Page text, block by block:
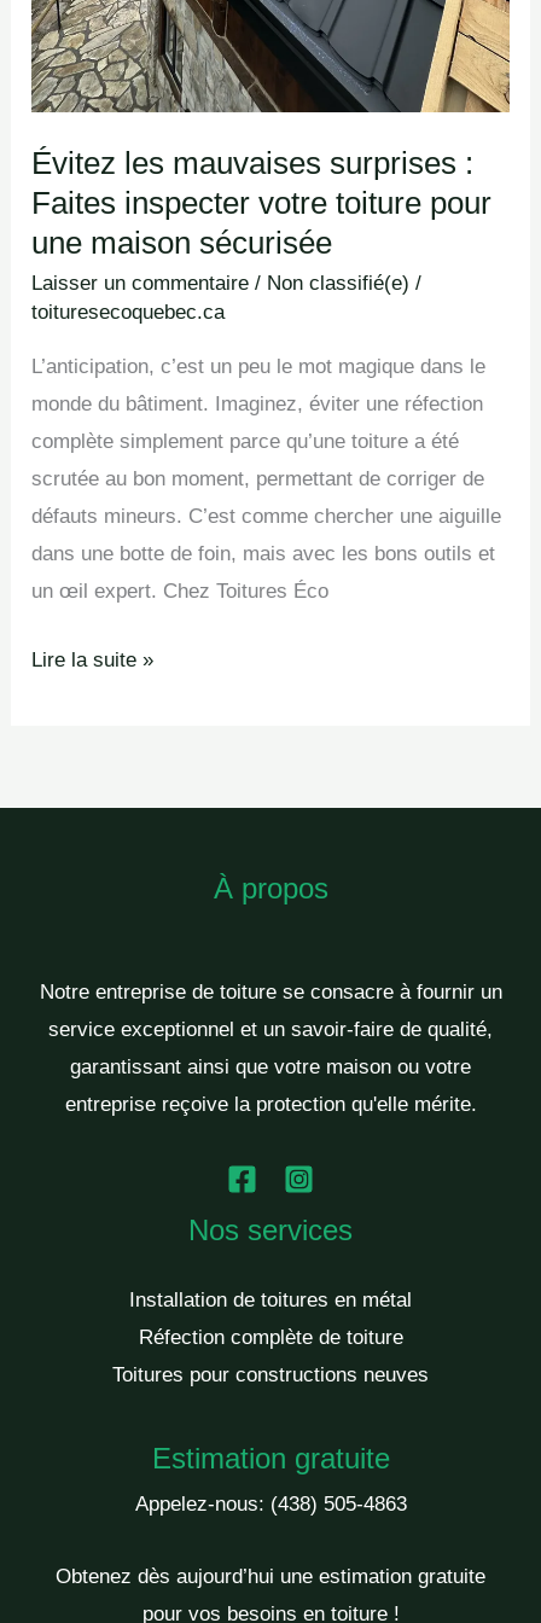
Évitez les mauvaises surprises :
Faites inspecter votre toiture pour
une maison sécurisée
Laisser un commentaire / Non classifié(e) /
toituresecoquebec.ca
L’anticipation, c’est un peu le mot magique dans le
monde du bâtiment. Imaginez, éviter une réfection
complète simplement parce qu’une toiture a été
scrutée au bon moment, permettant de corriger de
défauts mineurs. C’est comme chercher une aiguille
dans une botte de foin, mais avec les bons outils et
un œil expert. Chez Toitures Éco
Lire la suite »
À propos
Notre entreprise de toiture se consacre à fournir un
service exceptionnel et un savoir-faire de qualité,
garantissant ainsi que votre maison ou votre
entreprise reçoive la protection qu'elle mérite.
Nos services
Installation de toitures en métal
Réfection complète de toiture
Toitures pour constructions neuves
Estimation gratuite
Appelez-nous: (438) 505-4863
Obtenez dès aujourd’hui une estimation gratuite
pour vos besoins en toiture !